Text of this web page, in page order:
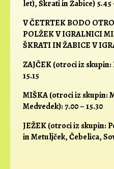
let), Škrati in Žabice)5.45
V ČETRTEK BODO
POLŽEK V IGRALNICI
ŠKRATI IN ŽABICE V
ZAJČEK (otroci iz skupin:
15.15
MIŠKA (otroci iz skupin:
Medvedek):7.00 –
JEŽEK (otroci iz skupin:
in Metuljček, Čebelica,